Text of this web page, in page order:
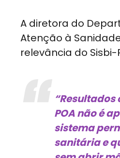
A diretora do
Atenção à
relevância do
POA não é
sistema
sanitária e